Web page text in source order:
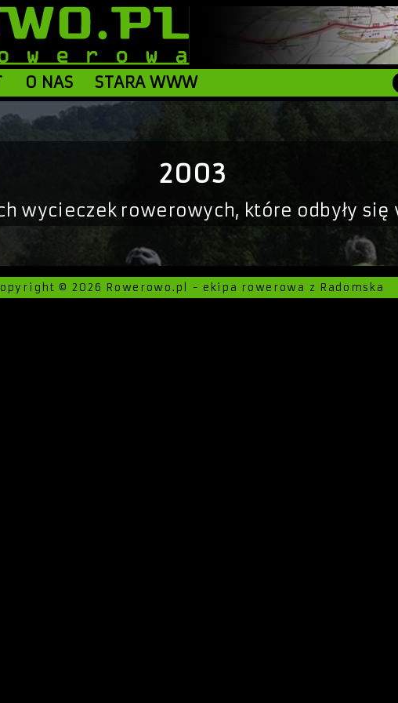
O NAS STARA WWW
2003
wycieczek rowerowych, które odbyły się
© 2026 Rowerowo.pl - ekipa rowerowa z Radomska